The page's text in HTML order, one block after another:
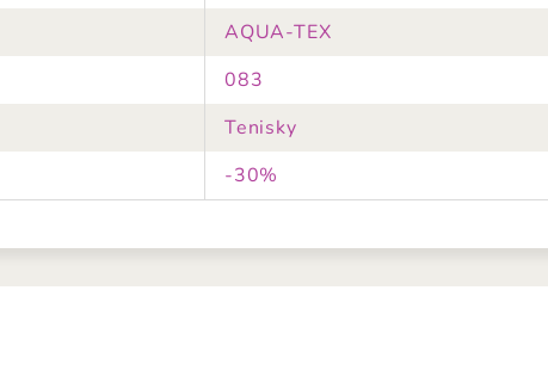
AQUA-TEX
083
Tenisky
-30%